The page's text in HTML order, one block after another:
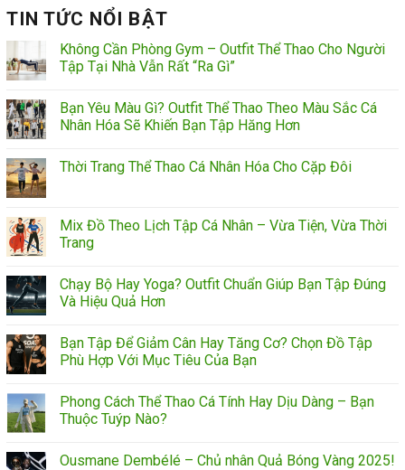
TIN TỨC NỔI BẬT
Không Cần Phòng Gym – Outfit Thể Thao Cho Người
Tập Tại Nhà Vẫn Rất “Ra Gì”
Bạn Yêu Màu Gì? Outfit Thể Thao Theo Màu Sắc Cá
Nhân Hóa Sẽ Khiến Bạn Tập Hăng Hơn
Thời Trang Thể Thao Cá Nhân Hóa Cho Cặp Đôi
Mix Đồ Theo Lịch Tập Cá Nhân – Vừa Tiện, Vừa Thời
Trang
Chạy Bộ Hay Yoga? Outfit Chuẩn Giúp Bạn Tập Đúng
Và Hiệu Quả Hơn
Bạn Tập Để Giảm Cân Hay Tăng Cơ? Chọn Đồ Tập
Phù Hợp Với Mục Tiêu Của Bạn
Phong Cách Thể Thao Cá Tính Hay Dịu Dàng – Bạn
Thuộc Tuýp Nào?
Ousmane Dembélé – Chủ nhân Quả Bóng Vàng 2025!